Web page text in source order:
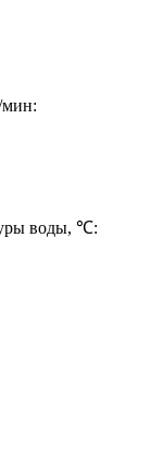
мин:
воды, ℃: